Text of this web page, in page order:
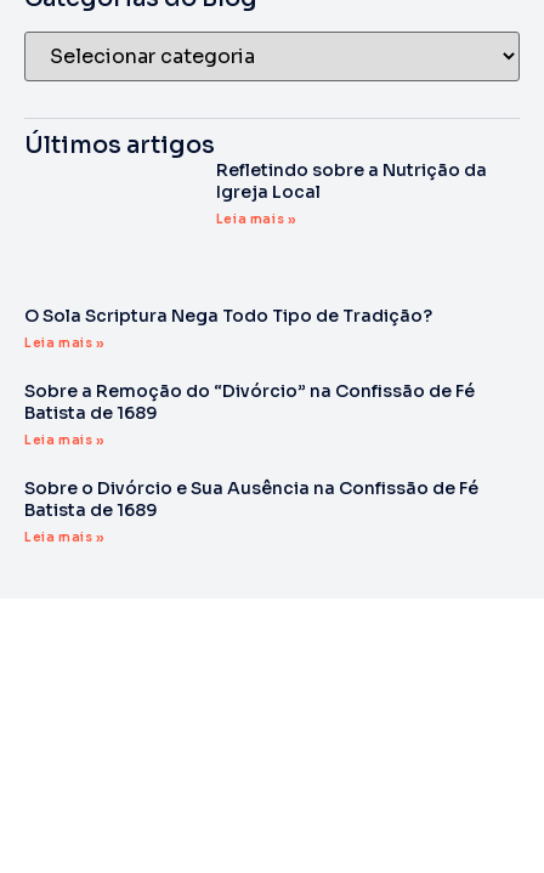
Últimos artigos
Refletindo sobre a Nutrição da
Igreja Local
Leia mais »
O Sola Scriptura Nega Todo Tipo de Tradição?
Leia mais »
Sobre a Remoção do “Divórcio” na Confissão de Fé
Batista de 1689
Leia mais »
Sobre o Divórcio e Sua Ausência na Confissão de Fé
Batista de 1689
Leia mais »